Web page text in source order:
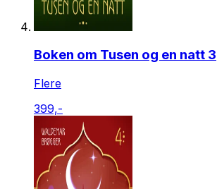
Boken om Tusen og en natt 3
Flere
399,-